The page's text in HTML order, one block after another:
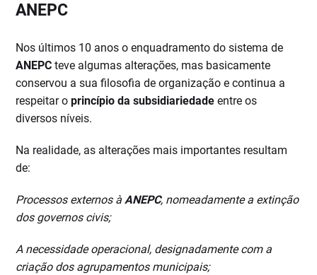
ANEPC
Nos últimos 10 anos o enquadramento do sistema de
ANEPC teve algumas alterações, mas basicamente
conservou a sua filosofia de organização e continua a
respeitar oprincípio da subsidiariedade entre os
diversos níveis.
Na realidade, as alterações mais importantes resultam
de:
Processos externos àANEPC, nomeadamente a extinção
dos governos civis;
A necessidade operacional, designadamente com a
criação dos agrupamentos municipais;